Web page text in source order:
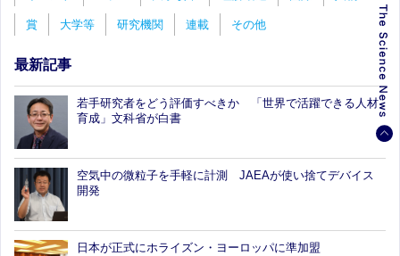
賞 大学等 研究機関 連載 その他
最新記事
若手研究者をどう評価すべきか 「世界で活躍できる人材
育成」文科省が白書
空気中の微粒子を手軽に計測 JAEAが使い捨てデバイス
開発
日本が正式にホライズン・ヨーロッパに準加盟